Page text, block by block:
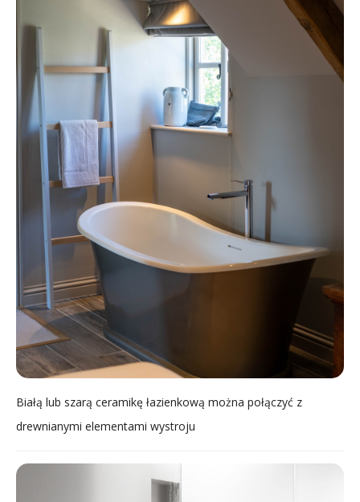
Białą lub szarą ceramikę łazienkową można połączyć z
drewnianymi elementami wystroju